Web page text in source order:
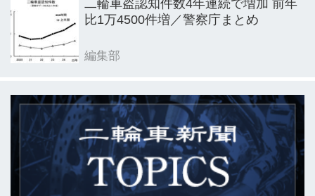
二輪車盗認知件数4年連続で増加 前年
比1万4500件増／警察庁まとめ
編集部